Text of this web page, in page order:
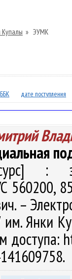
Купалы » ЭУМК
ББК дате поступления
:
560200,
–
им. Янки
доступа: